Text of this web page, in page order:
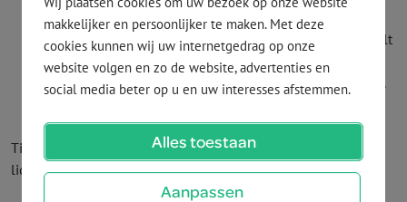
makkelijker en persoonlijker te maken. Met deze
cookies kunnen wij uw internetgedrag op onze
website volgen en zo de website, advertenties en
social media beter op u en uw interesses afstemmen.
Alles toestaan
Aanpassen
Dit fonds valt onder de Europese regels voor
informatieverstrekking over duurzaamheid. Dit fonds valt
onder de Europese regels voor informatieverstrekking
over duurzaamheid. Dit is een fonds met ES-kenmerken.
Tijdelijk kan het Reaal Europees Beheer Fonds 3%
liquiditeiten aanhouden.